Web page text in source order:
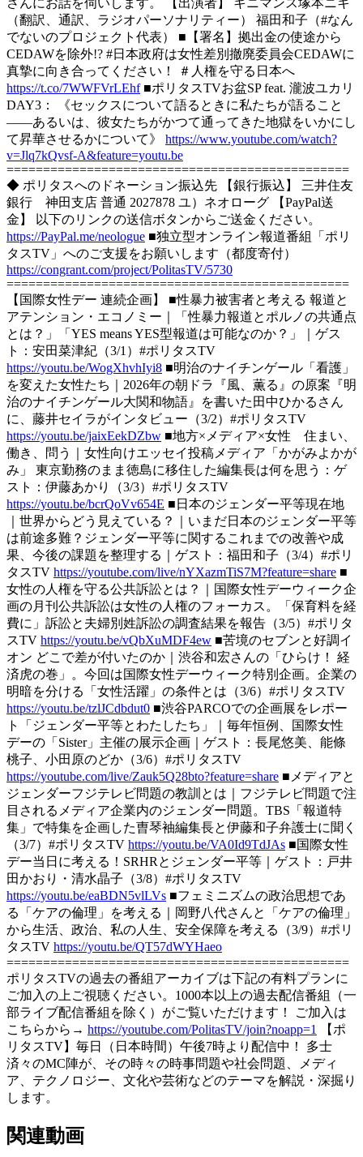
（翻訳、通訳、ラジオパーソナリティー） 福田和子（#なん
でないのプロジェクト代表） ■【署名】拠出金の使途から
CEDAWを除外!? #日本政府は女性差別撤廃委員会CEDAWに
真摯に向き合ってください！ ＃人権を守る日本へ
https://t.co/7WWFVrLEhf■ポリタスTVお盆SP feat. 瀧波ユカリ
DAY3： 《セックスについて語るときに私たちが語ること
――あるいは、彼女たちがかつて通ってきた地獄をいかにし
て昇華させるかについて》 https://www.youtube.com/watch?
v=Jlq7kQvsf-A&feature=youtu.be
===============================================
◆ ポリタスへのドネーション振込先 【銀行振込】 三井住友
銀行 神田支店 普通 2027878 ユ）ネオローグ 【PayPal送
金】 以下のリンクの送信ボタンからご送金ください。
https://PayPal.me/neologue ■独立型オンライン報道番組「ポリ
タスTV」へのご支援をお願いします（都度寄付）
https://congrant.com/project/PolitasTV/5730
===============================================
【国際女性デー 連続企画】 ■性暴力被害者と考える 報道と
アテンション・エコノミー｜「性暴力報道とポルノの共通点
とは？」「YES means YES型報道は可能なのか？」｜ゲス
ト：安田菜津紀（3/1）#ポリタスTV
https://youtu.be/WogXhvhIyi8 ■明治のナイチンゲール「看護」
を変えた女性たち｜2026年の朝ドラ『風、薫る』の原案『明
治のナイチンゲール大関和物語』を書いた田中ひかるさん
に、藤井セイラがインタビュー（3/2）#ポリタスTV
https://youtu.be/jaixEekDZbw ■地方×メディア×女性 住まい、
働き、問う｜女性向けエッセイ投稿メディア「かがみよかが
み」 東京勤務のまま徳島に移住した編集長は何を思う：ゲ
スト：伊藤あかり（3/3）#ポリタスTV
https://youtu.be/bcrQoVv654E ■日本のジェンダー平等現在地
｜世界からどう見えている？｜いまだ日本のジェンダー平等
は前途多難？ジェンダー平等に関するこれまでの改善や成
果、今後の課題を整理する｜ゲスト：福田和子（3/4）#ポリ
タスTV https://youtube.com/live/nYXazmTiS7M?feature=share ■
女性の人権を守る公共訴訟とは？｜国際女性デーウィーク企
画の月刊公共訴訟は女性の人権のフォーカス。「保育料を経
費に」訴訟と夫婦別姓訴訟の調査結果を報告（3/5）#ポリタ
スTV https://youtu.be/vQbXuMDF4ew ■苦境のセブンと好調イ
オン どこで差が付いたのか｜渋谷和宏さんの「ひらけ！ 経
済虎の巻」。今回は国際女性デーウィーク特別企画。企業の
明暗を分ける「女性活躍」の条件とは（3/6）#ポリタスTV
https://youtu.be/tzlJCdbdut0 ■渋谷PARCOでの企画展をレポー
ト「ジェンダー平等とわたしたち」｜毎年恒例、国際女性
デーの「Sister」主催の展示企画｜ゲスト：長尾悠美、能條
桃子、小田原のどか（3/6）#ポリタスTV
https://youtube.com/live/Zauk5Q28bto?feature=share ■メディアと
ジェンダーフジテレビ問題の教訓とは｜フジテレビ問題で注
目されるメディア企業内のジェンダー問題。TBS「報道特
集」で特集を企画した曺琴袖編集長と伊藤和子弁護士に聞く
（3/7）#ポリタスTV https://youtu.be/VA0Id9TdJAs ■国際女性
デー当日に考える！SRHRとジェンダー平等｜ゲスト：戸井
田かおり・清水晶子（3/8）#ポリタスTV
https://youtu.be/eaBDN5vlLVs ■フェミニズムの政治思想であ
る「ケアの倫理」を考える｜岡野八代さんと「ケアの倫理」
から生活、政治、私の人生、安全保障を考える（3/9）#ポリ
タスTV https://youtu.be/QT57dWYHaeo
===============================================
ポリタスTVの過去の番組アーカイブは下記の有料プランに
ご加入の上ご視聴ください。1000本以上の過去配信番組（一
部ライブ配信番組を除く）がご覧いただけます！ ご加入は
こちらから→ https://youtube.com/PolitasTV/join?noapp=1
【ポ
リタスTV】毎日（日本時間）午後7時より配信中！ 多士
済々のMC陣が、その時々の時事問題や社会問題、メディ
ア、テクノロジー、文化や芸術などのテーマを解説・深掘り
します。
関連動画